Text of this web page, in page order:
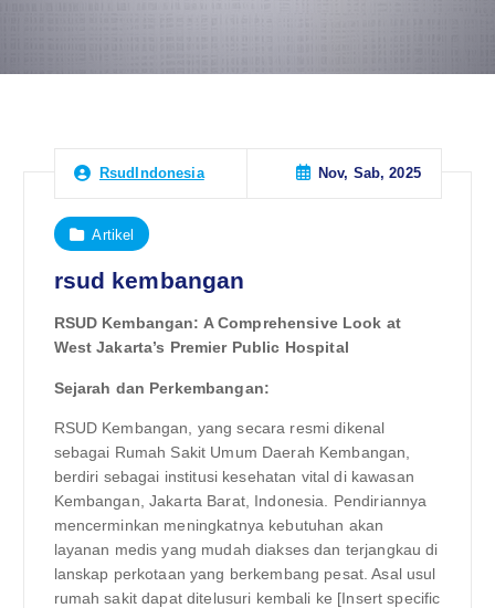
RsudIndonesia Nov, Sab, 2025
Artikel
rsud kembangan
RSUD Kembangan: A Comprehensive Look at
West Jakarta’s Premier Public Hospital
Sejarah dan Perkembangan:
RSUD Kembangan, yang secara resmi dikenal
sebagai Rumah Sakit Umum Daerah Kembangan,
berdiri sebagai institusi kesehatan vital di kawasan
Kembangan, Jakarta Barat, Indonesia. Pendiriannya
mencerminkan meningkatnya kebutuhan akan
layanan medis yang mudah diakses dan terjangkau di
lanskap perkotaan yang berkembang pesat. Asal usul
rumah sakit dapat ditelusuri kembali ke [Insert specific